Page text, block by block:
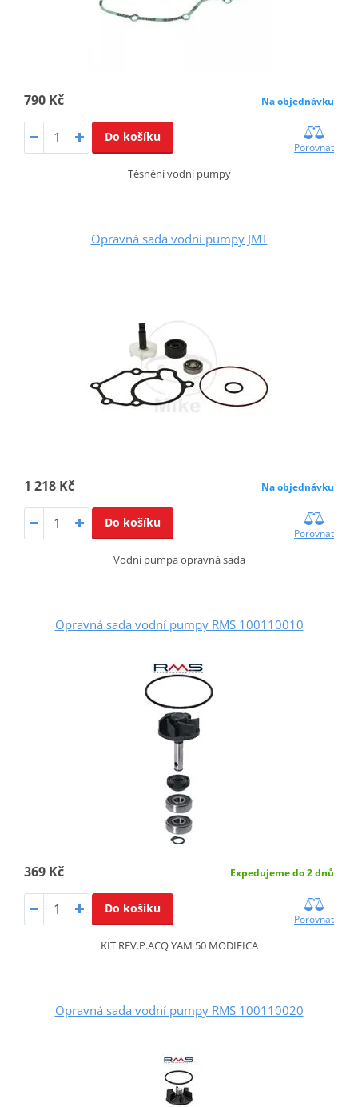
790 Kč Na objednávku
Do košíku
Porovnat
Těsnění vodní pumpy
Opravná sada vodní pumpy JMT
1 218 Kč Na objednávku
Do košíku
Porovnat
Vodní pumpa opravná sada
Opravná sada vodní pumpy RMS 100110010
369 Kč Expedujeme do 2 dnů
Do košíku
Porovnat
KIT REV.P.ACQ YAM 50 MODIFICA
Opravná sada vodní pumpy RMS 100110020